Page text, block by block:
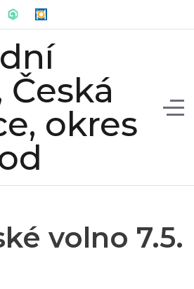
Česká
okres
volno 7.5.